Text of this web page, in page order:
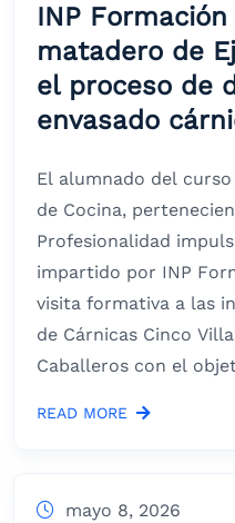
INP
matadero de
el proceso de
envasado
El alumnado del
de Cocina,
Profesionalidad
impartido por INP
visita formativa a las
de Cárnicas Cinco
Caballeros con el
READ MORE
mayo 8, 2026